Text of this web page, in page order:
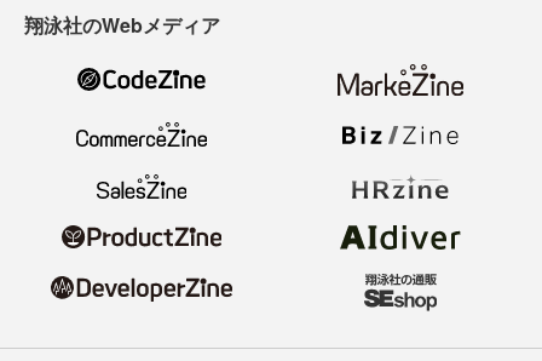
翔泳社のWebメディア